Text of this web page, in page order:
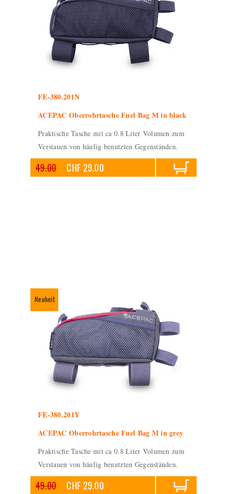
FE-380.201N
ACEPAC Oberrohrtasche Fuel Bag M in black
Praktische Tasche mit ca 0.8 Liter Volumen zum
Verstauen von häufig benutzten Gegenständen.
49.00 CHF 29.00
FE-380.201Y
ACEPAC Oberrohrtasche Fuel Bag M in grey
Praktische Tasche mit ca 0.8 Liter Volumen zum
Verstauen von häufig benutzten Gegenständen.
49.00 CHF 29.00
Neuheit